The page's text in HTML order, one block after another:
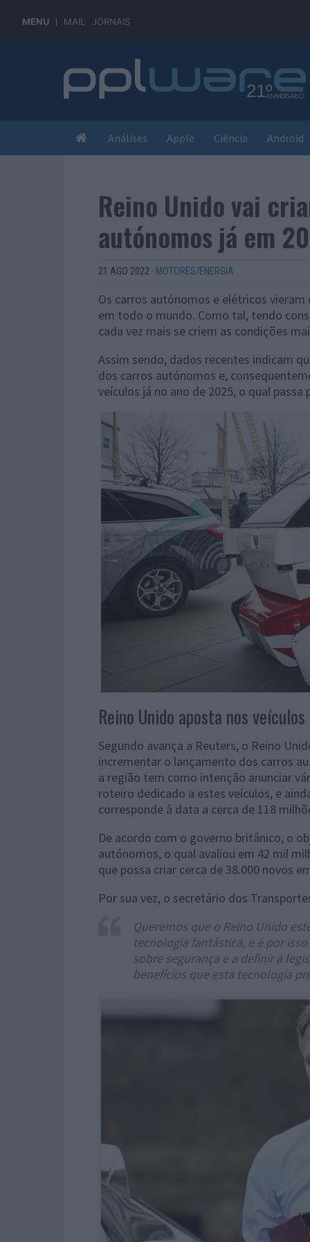
MENU MAIL JORNAIS
Análises Apple Ciência Android
Reino Unido vai
autónomos já em
21 AGO 2022 · MOTORES/ENERGIA
Os carros autónomos e elétricos
em todo o mundo. Como tal, tendo
cada vez mais se criem as condições
Assim sendo, dados recentes indicam
dos carros autónomos e,
veículos já no ano de 2025, o qual
Reino Unido aposta nos
Segundo avança a Reuters, o Reino
incrementar o lançamento dos carros
a região tem como intenção anunciar
roteiro dedicado a estes veículos, e
corresponde à data a cerca de 118
De acordo com o governo britânico, o
autónomos, o qual avaliou em 42 mil
que possa criar cerca de 38.000 novos
Por sua vez, o secretário dos
Queremos que o Reino Unido
tecnologia fantástica, e é por
sobre segurança e a definir a
benefícios que esta tecnologia